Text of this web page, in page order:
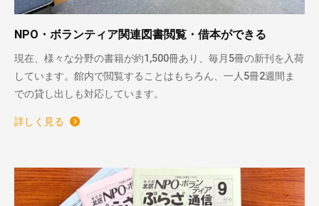
NPO・ボランティア関連図書閲覧・借本ができる
現在、様々な分野の書籍が約1,500冊あり、毎月5冊の新刊を入荷
しています。館内で閲覧することはもちろん、一人5冊2週間ま
での貸し出しも対応しています。
詳しく見る